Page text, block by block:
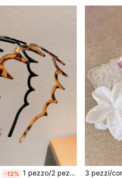
-12% 1 pezzo/2 pezzi Fasce per capelli larghe con stampa leopardata ondulata e frastagliata, fasce antiscivolo unisex, fasce per capelli da donna, accessori per capelli